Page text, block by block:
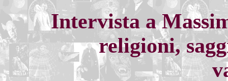
Intervista a
religioni,